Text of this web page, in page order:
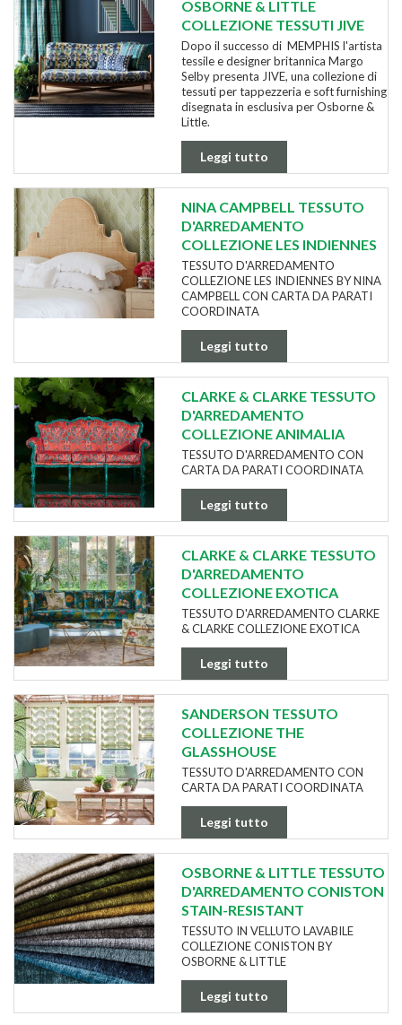
OSBORNE & LITTLE
COLLEZIONE TESSUTI JIVE
Dopo il successo di MEMPHIS l'artista
tessile e designer britannica Margo
Selby presenta JIVE, una collezione di
tessuti per tappezzeria e soft furnishing
disegnata in esclusiva per Osborne &
Little.
Leggi tutto
NINA CAMPBELL TESSUTO
D'ARREDAMENTO
COLLEZIONE LES INDIENNES
TESSUTO D'ARREDAMENTO
COLLEZIONE LES INDIENNES BY NINA
CAMPBELL CON CARTA DA PARATI
COORDINATA
Leggi tutto
CLARKE & CLARKE TESSUTO
D'ARREDAMENTO
COLLEZIONE ANIMALIA
TESSUTO D'ARREDAMENTO CON
CARTA DA PARATI COORDINATA
Leggi tutto
CLARKE & CLARKE TESSUTO
D'ARREDAMENTO
COLLEZIONE EXOTICA
TESSUTO D'ARREDAMENTO CLARKE
& CLARKE COLLEZIONE EXOTICA
Leggi tutto
SANDERSON TESSUTO
COLLEZIONE THE
GLASSHOUSE
TESSUTO D'ARREDAMENTO CON
CARTA DA PARATI COORDINATA
Leggi tutto
OSBORNE & LITTLE TESSUTO
D'ARREDAMENTO CONISTON
STAIN-RESISTANT
TESSUTO IN VELLUTO LAVABILE
COLLEZIONE CONISTON BY
OSBORNE & LITTLE
Leggi tutto